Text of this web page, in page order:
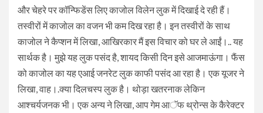
और चेहरे पर कॉन्फिडेंस लिए काजोल विलेन लुक में दिखाई दे रही हैं।
तस्वीरों में काजोल का वजन भी कम दिख रहा है। इन तस्वीरों के साथ
काजोल ने कैप्शन में लिखा, आखिरकार मैं इस विचार को घर ले आईं।.. यह
सार्थक है। मुझे यह लुक पसंद है, शायद किसी दिन इसे आजमाऊंगा। फैंस
को काजोल का यह एआई जनरेट लुक काफी पसंद आ रहा है। एक यूजर ने
लिखा, वाह।.क्या दिलचस्प लुक है। थोड़ा खतरनाक लेकिन
आश्चर्यजनक भी। एक अन्य ने लिखा, आप गेम आॅफ थ्रोन्स के कैरेक्टर